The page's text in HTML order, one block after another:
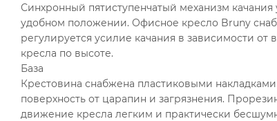
Синхронный пятиступенчатый механизм
удобном положении. Офисное кресло Bruny
регулируется усилие качания в зависимости
кресла по высоте.
База
Крестовина снабжена пластиковыми
поверхность от царапин и загрязнения.
движение кресла легким и практически